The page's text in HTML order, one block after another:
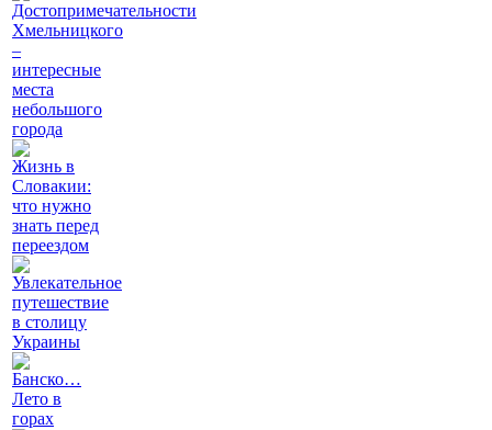
Достопримечательности
Хмельницкого
–
интересные
места
небольшого
города
Жизнь в
Словакии:
что нужно
знать перед
переездом
Увлекательное
путешествие
в столицу
Украины
Банско…
Лето в
горах